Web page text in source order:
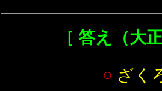
［ 答え（大
○ ざく